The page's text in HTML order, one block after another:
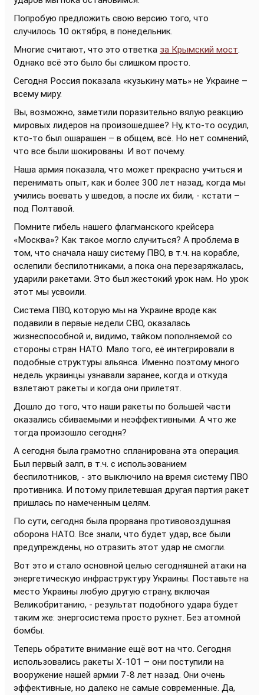
Попробую предложить свою версию того, что
случилось 10 октября, в понедельник.
Многие считают, что это ответка за Крымский мост.
Однако всё это было бы слишком просто.
Сегодня Россия показала «кузькину мать» не Украине –
всему миру.
Вы, возможно, заметили поразительно вялую реакцию
мировых лидеров на произошедшее? Ну, кто-то осудил,
кто-то был ошарашен – в общем, всё. Но нет сомнений,
что все были шокированы. И вот почему.
Наша армия показала, что может прекрасно учиться и
перенимать опыт, как и более 300 лет назад, когда мы
учились воевать у шведов, а после их били, - кстати –
под Полтавой.
Помните гибель нашего флагманского крейсера
«Москва»? Как такое могло случиться? А проблема в
том, что сначала нашу систему ПВО, в т.ч. на корабле,
ослепили беспилотниками, а пока она перезаряжалась,
ударили ракетами. Это был жестокий урок нам. Но урок
этот мы усвоили.
Система ПВО, которую мы на Украине вроде как
подавили в первые недели СВО, оказалась
жизнеспособной и, видимо, тайком пополняемой со
стороны стран НАТО. Мало того, её интегрировали в
подобные структуры альянса. Именно поэтому много
недель украинцы узнавали заранее, когда и откуда
взлетают ракеты и когда они прилетят.
Дошло до того, что наши ракеты по большей части
оказались сбиваемыми и неэффективными. А что же
тогда произошло сегодня?
А сегодня была грамотно спланирована эта операция.
Был первый залп, в т.ч. с использованием
беспилотников, - это выключило на время систему ПВО
противника. И потому прилетевшая другая партия ракет
пришлась по намеченным целям.
По сути, сегодня была прорвана противовоздушная
оборона НАТО. Все знали, что будет удар, все были
предупреждены, но отразить этот удар не смогли.
Вот это и стало основной целью сегодняшней атаки на
энергетическую инфраструктуру Украины. Поставьте на
место Украины любую другую страну, включая
Великобританию, - результат подобного удара будет
таким же: энергосистема просто рухнет. Без атомной
бомбы.
Теперь обратите внимание ещё вот на что. Сегодня
использовались ракеты Х-101 – они поступили на
вооружение нашей армии 7-8 лет назад. Они очень
эффективные, но далеко не самые современные. Да,